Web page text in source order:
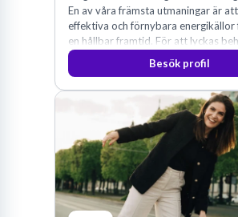
En av våra främsta utmaningar är
effektiva och förnybara energikällor
en hållbar framtid. För att lyckas
fler medarbetare som vill göra
Besök profil